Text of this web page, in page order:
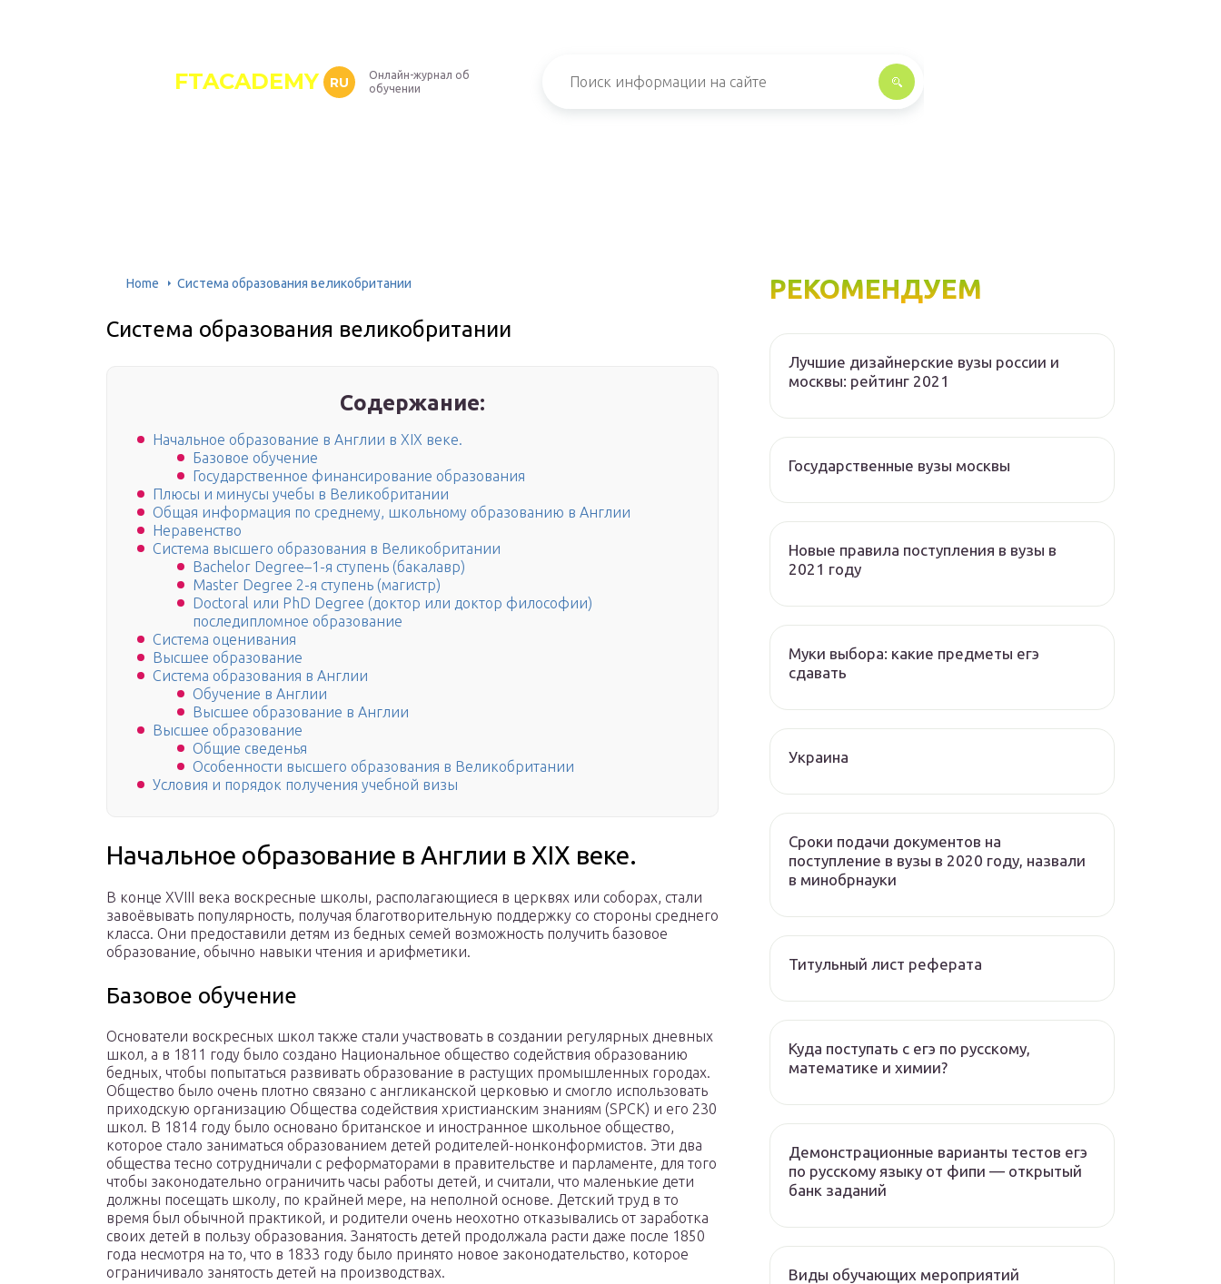
FTACADEMY RU
Онлайн-журнал об
обучении
Home Система образования великобритании
Система образования великобритании
Содержание:
Начальное образование в Англии в XIX веке.
Базовое обучение
Государственное финансирование образования
Плюсы и минусы учебы в Великобритании
Общая информация по среднему, школьному образованию в Англии
Неравенство
Система высшего образования в Великобритании
Bachelor Degree–1-я ступень (бакалавр)
Master Degree 2-я ступень (магистр)
Doctoral или PhD Degree (доктор или доктор философии)
последипломное образование
Система оценивания
Высшее образование
Система образования в Англии
Обучение в Англии
Высшее образование в Англии
Высшее образование
Общие сведенья
Особенности высшего образования в Великобритании
Условия и порядок получения учебной визы
Начальное образование в Англии в XIX веке.
В конце XVIII века воскресные школы, располагающиеся в церквях или соборах, стали
завоёвывать популярность, получая благотворительную поддержку со стороны среднего
класса. Они предоставили детям из бедных семей возможность получить базовое
образование, обычно навыки чтения и арифметики.
Базовое обучение
Основатели воскресных школ также стали участвовать в создании регулярных дневных
школ, а в 1811 году было создано Национальное общество содействия образованию
бедных, чтобы попытаться развивать образование в растущих промышленных городах.
Общество было очень плотно связано с англиканской церковью и смогло использовать
приходскую организацию Общества содействия христианским знаниям (SPCK) и его 230
школ. В 1814 году было основано британское и иностранное школьное общество,
которое стало заниматься образованием детей родителей-нонконформистов. Эти два
общества тесно сотрудничали с реформаторами в правительстве и парламенте, для того
чтобы законодательно ограничить часы работы детей, и считали, что маленькие дети
должны посещать школу, по крайней мере, на неполной основе. Детский труд в то
время был обычной практикой, и родители очень неохотно отказывались от заработка
своих детей в пользу образования. Занятость детей продолжала расти даже после 1850
года несмотря на то, что в 1833 году было принято новое законодательство, которое
ограничивало занятость детей на производствах.
РЕКОМЕНДУЕМ
Лучшие дизайнерские вузы россии и
москвы: рейтинг 2021
Государственные вузы москвы
Новые правила поступления в вузы в
2021 году
Муки выбора: какие предметы егэ
сдавать
Украина
Сроки подачи документов на
поступление в вузы в 2020 году, назвали
в минобрнауки
Титульный лист реферата
Куда поступать с егэ по русскому,
математике и химии?
Демонстрационные варианты тестов егэ
по русскому языку от фипи — открытый
банк заданий
Виды обучающих мероприятий